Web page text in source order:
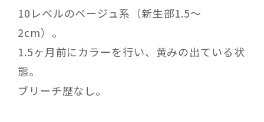
10 レベルのベージュ系（新生部1.5～
2cm）。
1.5ヶ月前にカラーを行い、黄みの出ている状
態。
ブリーチ歴なし。